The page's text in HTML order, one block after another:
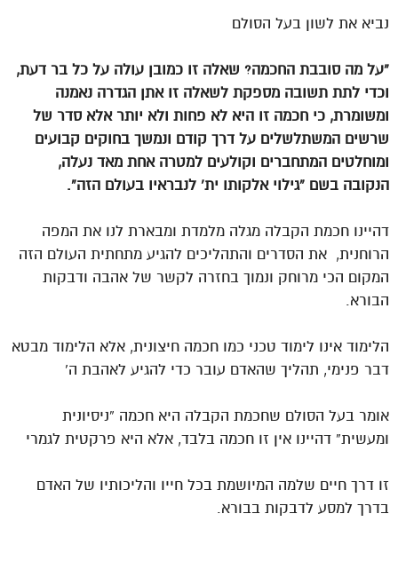
נביא את לשון בעל הסולם
“על מה סובבת החכמה? שאלה זו כמובן עולה על כל בר דעת,
וכדי לתת תשובה מספקת לשאלה זו אתן הגדרה נאמנה
ומשומרת, כי חכמה זו היא לא פחות ולא יותר אלא סדר של
שרשים המשתלשלים על דרך קודם ונמשך בחוקים קבועים
ומוחלטים המתחברים וקולעים למטרה אחת מאד נעלה,
הנקובה בשם “גילוי אלקותו ית’ לנבראיו בעולם הזה”.
דהיינו חכמת הקבלה מגלה מלמדת ומבארת לנו את המפה
הרוחנית, את הסדרים והתהליכים להגיע מתחתית העולם הזה
המקום הכי מרוחק ונמוך בחזרה לקשר של אהבה ודבקות
הבורא.
הלימוד אינו לימוד טכני כמו חכמה חיצונית, אלא הלימוד מבטא
דבר פנימי, תהליך שהאדם עובר כדי להגיע לאהבת ה’
אומר בעל הסולם שחכמת הקבלה היא חכמה “ניסיונית
ומעשית” דהיינו אין זו חכמה בלבד, אלא היא פרקטית לגמרי
זו דרך חיים שלמה המיושמת בכל חייו והליכותיו של האדם
בדרך למסע לדבקות בבורא.